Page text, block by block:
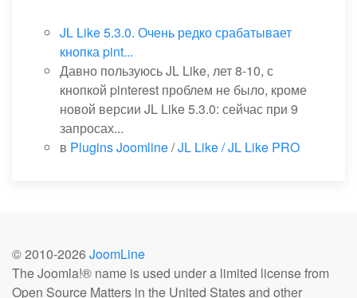
JL Like 5.3.0. Очень редко срабатывает
кнопка pint...
Давно пользуюсь JL Like, лет 8-10, с
кнопкой pinterest проблем не было, кроме
новой версии JL Like 5.3.0: сейчас при 9
запросах...
в Plugins Joomline/JL Like / JL Like PRO
© 2010-2026 JoomLine
The Joomla!® name is used under a limited license from
Open Source Matters in the United States and other